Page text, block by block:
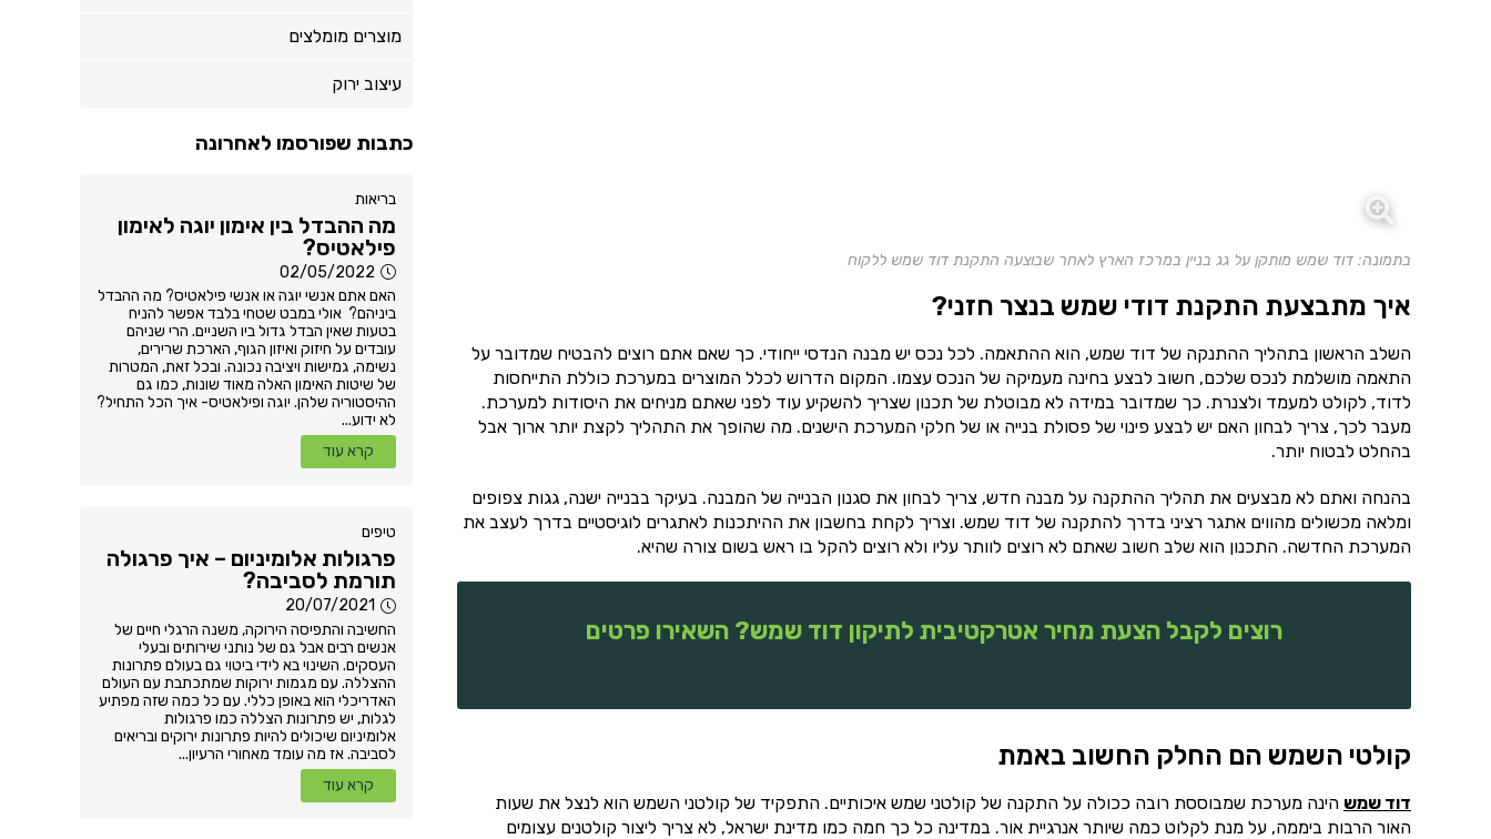
בתמונה: דוד שמש מותקן על גג בניין במרכז הארץ לאחר שבוצעה התקנת דוד שמש ללקוח
איך מתבצעת התקנת דודי שמש בנצר חזני?
השלב הראשון בתהליך ההתנקה של דוד שמש, הוא ההתאמה. לכל נכס יש מבנה הנדסי ייחודי. כך שאם אתם רוצים להבטיח שמדובר על
התאמה מושלמת לנכס שלכם, חשוב לבצע בחינה מעמיקה של הנכס עצמו. המקום הדרוש לכלל המוצרים במערכת כוללת התייחסות
לדוד, לקולט למעמד ולצנרת. כך שמדובר במידה לא מבוטלת של תכנון שצריך להשקיע עוד לפני שאתם מניחים את היסודות למערכת.
מעבר לכך, צריך לבחון האם יש לבצע פינוי של פסולת בנייה או של חלקי המערכת הישנים. מה שהופך את התהליך לקצת יותר ארוך אבל
בהחלט לבטוח יותר.
בהנחה ואתם לא מבצעים את תהליך ההתקנה על מבנה חדש, צריך לבחון את סגנון הבנייה של המבנה. בעיקר בבנייה ישנה, גגות צפופים
ומלאה מכשולים מהווים אתגר רציני בדרך להתקנה של דוד שמש. וצריך לקחת בחשבון את ההיתכנות לאתגרים לוגיסטיים בדרך לעצב את
המערכת החדשה. התכנון הוא שלב חשוב שאתם לא רוצים לוותר עליו ולא רוצים להקל בו ראש בשום צורה שהיא.
רוצים לקבל הצעת מחיר אטרקטיבית לתיקון דוד שמש? השאירו פרטים
קולטי השמש הם החלק החשוב באמת
דוד שמש הינה מערכת שמבוססת רובה ככולה על התקנה של קולטני שמש איכותיים. התפקיד של קולטני השמש הוא לנצל את שעות
האור הרבות ביממה, על מנת לקלוט כמה שיותר אנרגיית אור. במדינה כל כך חמה כמו מדינת ישראל, לא צריך ליצור קולטנים עצומים
מוצרים מומלצים
עיצוב ירוק
כתבות שפורסמו לאחרונה
בריאות
מה ההבדל בין אימון יוגה לאימון
פילאטיס?
02/05/2022
האם אתם אנשי יוגה או אנשי פילאטיס? מה ההבדל
ביניהם? אולי במבט שטחי בלבד אפשר להניח
בטעות שאין הבדל גדול ביו השניים. הרי שניהם
עובדים על חיזוק ואיזון הגוף, הארכת שרירים,
נשימה, גמישות ויציבה נכונה. ובכל זאת, המטרות
של שיטות האימון האלה מאוד שונות, כמו גם
ההיסטוריה שלהן. יוגה ופילאטיס- איך הכל התחיל?
לא ידוע...
קרא עוד
טיפים
פרגולות אלומיניום – איך פרגולה
תורמת לסביבה?
20/07/2021
החשיבה והתפיסה הירוקה, משנה הרגלי חיים של
אנשים רבים אבל גם של נותני שירותים ובעלי
העסקים. השינוי בא לידי ביטוי גם בעולם פתרונות
ההצללה. עם מגמות ירוקות שמתכתבת עם העולם
האדריכלי הוא באופן כללי. עם כל כמה שזה מפתיע
לגלות, יש פתרונות הצללה כמו פרגולות
אלומיניום שיכולים להיות פתרונות ירוקים ובריאים
לסביבה. אז מה עומד מאחורי הרעיון...
קרא עוד